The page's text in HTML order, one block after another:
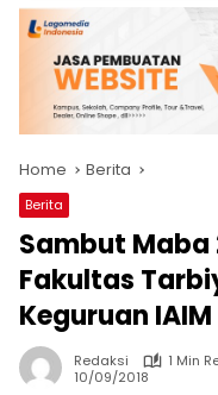
Home Berita
Berita
Sambut Maba
Fakultas
Keguruan
Redaksi
1 Min
10/09/2018